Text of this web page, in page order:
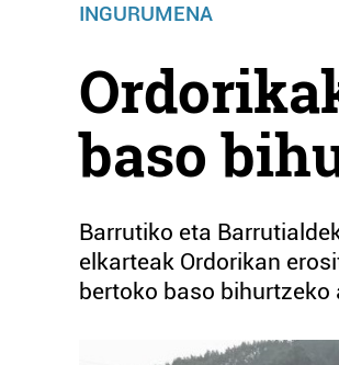
INGURUMENA
baso
Barrutiko eta
elkarteak Ordorikan
bertoko baso bihurtzeko